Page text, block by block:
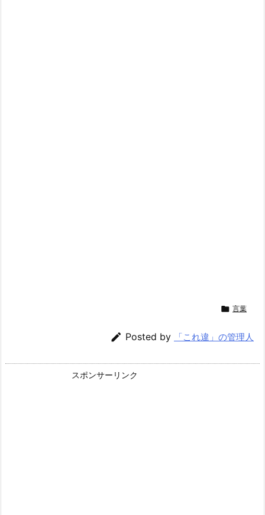
 言葉
 Posted by 「これ違」の管理人
スポンサーリンク